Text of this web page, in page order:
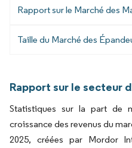
Rapport sur le Marché des
Taille du Marché des
Rapport sur le secteur
Statistiques sur la part de
croissance des revenus du
2025, créées par Mordor